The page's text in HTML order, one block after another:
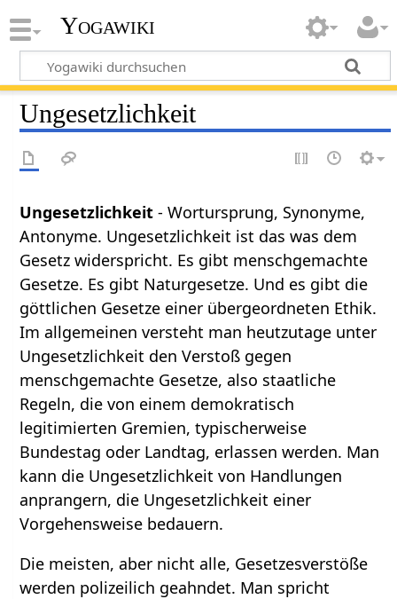
Yogawiki
Ungesetzlichkeit
Ungesetzlichkeit - Wortursprung, Synonyme,
Antonyme. Ungesetzlichkeit ist das was dem
Gesetz widerspricht. Es gibt menschgemachte
Gesetze. Es gibt Naturgesetze. Und es gibt die
göttlichen Gesetze einer übergeordneten Ethik.
Im allgemeinen versteht man heutzutage unter
Ungesetzlichkeit den Verstoß gegen
menschgemachte Gesetze, also staatliche
Regeln, die von einem demokratisch
legitimierten Gremien, typischerweise
Bundestag oder Landtag, erlassen werden. Man
kann die Ungesetzlichkeit von Handlungen
anprangern, die Ungesetzlichkeit einer
Vorgehensweise bedauern.
Die meisten, aber nicht alle, Gesetzesverstöße
werden polizeilich geahndet. Man spricht